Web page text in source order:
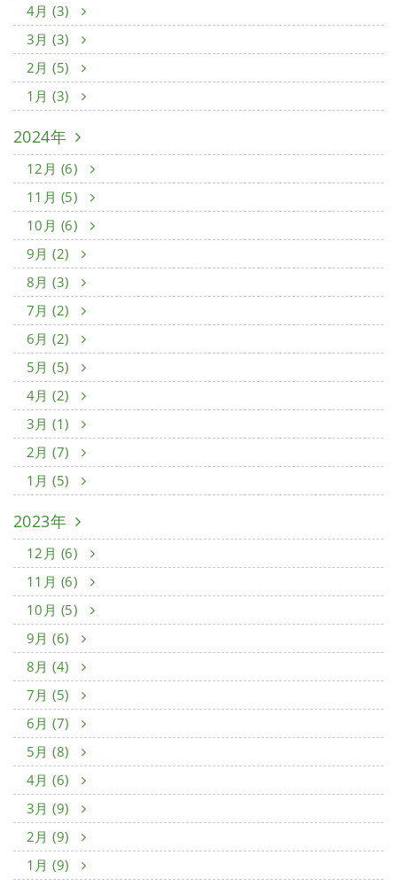
4月 (3)
3月 (3)
2月 (5)
1月 (3)
2024年
12月 (6)
11月 (5)
10月 (6)
9月 (2)
8月 (3)
7月 (2)
6月 (2)
5月 (5)
4月 (2)
3月 (1)
2月 (7)
1月 (5)
2023年
12月 (6)
11月 (6)
10月 (5)
9月 (6)
8月 (4)
7月 (5)
6月 (7)
5月 (8)
4月 (6)
3月 (9)
2月 (9)
1月 (9)